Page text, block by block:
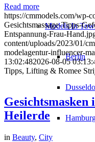
Models In
Berlin
Read more
https://cmmodels.com/wp-
Gesichtsmassage-Tipps-
Entspannung-Frau-
content/uploads/2023/01/
modelagentur-influencer-
13:02:482026-08-05
Tipps, Lifting & Romee
Heilerde
in Beauty, City